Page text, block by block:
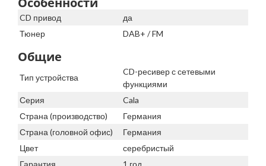
CD привод
да
Тюнер
DAB+ / FM
Общие
Тип устройства
CD-ресивер с сетевыми
функциями
Серия
Cala
Страна (производство)
Германия
Страна (головной офис)
Германия
Цвет
серебристый